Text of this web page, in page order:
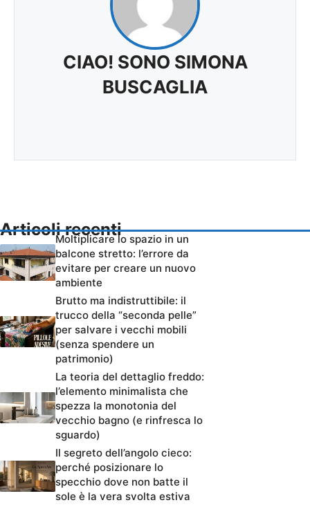
CIAO! SONO SIMONA
BUSCAGLIA
Articoli recenti
Moltiplicare lo spazio in un
balcone stretto: l’errore da
evitare per creare un nuovo
ambiente
Brutto ma indistruttibile: il
trucco della “seconda pelle”
per salvare i vecchi mobili
(senza spendere un
patrimonio)
La teoria del dettaglio freddo:
l’elemento minimalista che
spezza la monotonia del
vecchio bagno (e rinfresca lo
sguardo)
Il segreto dell’angolo cieco:
perché posizionare lo
specchio dove non batte il
sole è la vera svolta estiva